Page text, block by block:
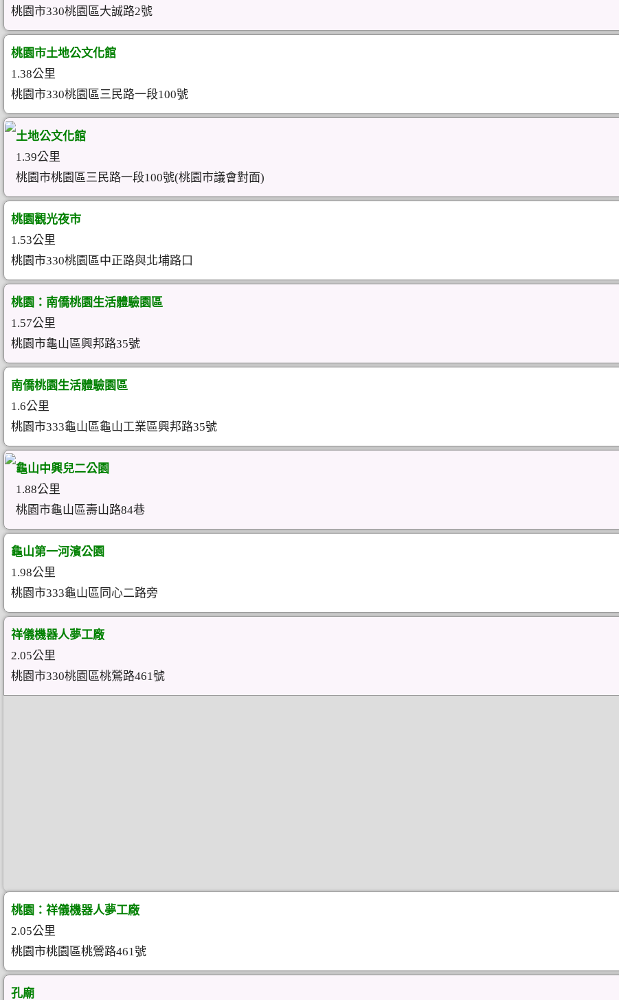
桃園市330桃園區大誠路2號
桃園市土地公文化館
1.38公里
桃園市330桃園區三民路一段100號
土地公文化館
1.39公里
桃園市桃園區三民路一段100號(桃園市議會對面)
桃園觀光夜市
1.53公里
桃園市330桃園區中正路與北埔路口
桃園：南僑桃園生活體驗園區
1.57公里
桃園市龜山區興邦路35號
南僑桃園生活體驗園區
1.6公里
桃園市333龜山區龜山工業區興邦路35號
龜山中興兒二公園
1.88公里
桃園市龜山區壽山路84巷
龜山第一河濱公園
1.98公里
桃園市333龜山區同心二路旁
祥儀機器人夢工廠
2.05公里
桃園市330桃園區桃鶯路461號
桃園：祥儀機器人夢工廠
2.05公里
桃園市桃園區桃鶯路461號
孔廟